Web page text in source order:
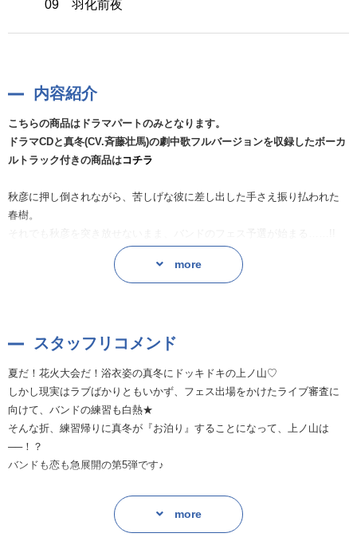
09 羽化前夜
内容紹介
こちらの商品はドラマパートのみとなります。
ドラマCDと真冬(CV.斉藤壮馬)の劇中歌フルバージョンを収録したボーカ
ルトラック付きの商品はコチラ
秋彦に押し倒されながら、苦しげな彼に差し出した手さえ振り払われた
春樹。
それでも秋彦を突き放せないまま、バンドのフェス予選が始まる……!!
more
スタッフリコメンド
夏だ！花火大会だ！浴衣姿の真冬にドッキドキの上ノ山♡
しかし現実はラブばかりともいかず、フェス出場をかけたライブ審査に
向けて、バンドの練習も白熱★
そんな折、練習帰りに真冬が『お泊り』することになって、上ノ山は
──！？
バンドも恋も急展開の第5弾です♪
触れたい、でも傷つけたくない…自分ばかりが真冬を求めているようだ
more